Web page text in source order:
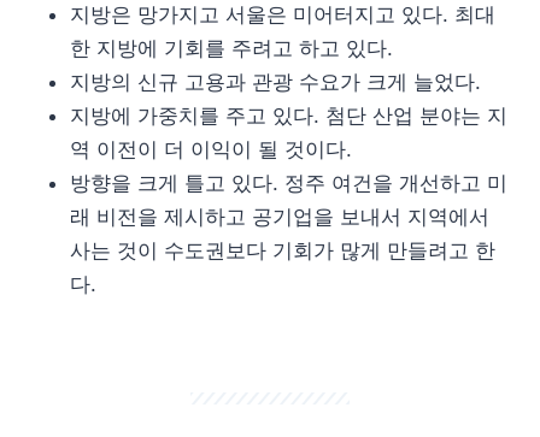
지방은 망가지고 서울은 미어터지고 있다. 최대
한 지방에 기회를 주려고 하고 있다.
지방의 신규 고용과 관광 수요가 크게 늘었다.
지방에 가중치를 주고 있다. 첨단 산업 분야는 지
역 이전이 더 이익이 될 것이다.
방향을 크게 틀고 있다. 정주 여건을 개선하고 미
래 비전을 제시하고 공기업을 보내서 지역에서
사는 것이 수도권보다 기회가 많게 만들려고 한
다.